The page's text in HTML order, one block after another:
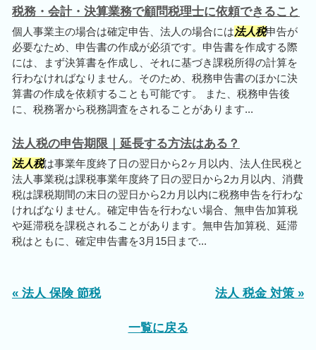
税務・会計・決算業務で顧問税理士に依頼できること
個人事業主の場合は確定申告、法人の場合には法人税申告が
必要なため、申告書の作成が必須です。申告書を作成する際
には、まず決算書を作成し、それに基づき課税所得の計算を
行わなければなりません。そのため、税務申告書のほかに決
算書の作成を依頼することも可能です。 また、税務申告後
に、税務署から税務調査をされることがあります...
法人税の申告期限｜延長する方法はある？
法人税は事業年度終了日の翌日から2ヶ月以内、法人住民税と
法人事業税は課税事業年度終了日の翌日から2カ月以内、消費
税は課税期間の末日の翌日から2カ月以内に税務申告を行わな
ければなりません。確定申告を行わない場合、無申告加算税
や延滞税を課税されることがあります。無申告加算税、延滞
税はともに、確定申告書を3月15日まで...
« 法人 保険 節税 法人 税金 対策 »
一覧に戻る